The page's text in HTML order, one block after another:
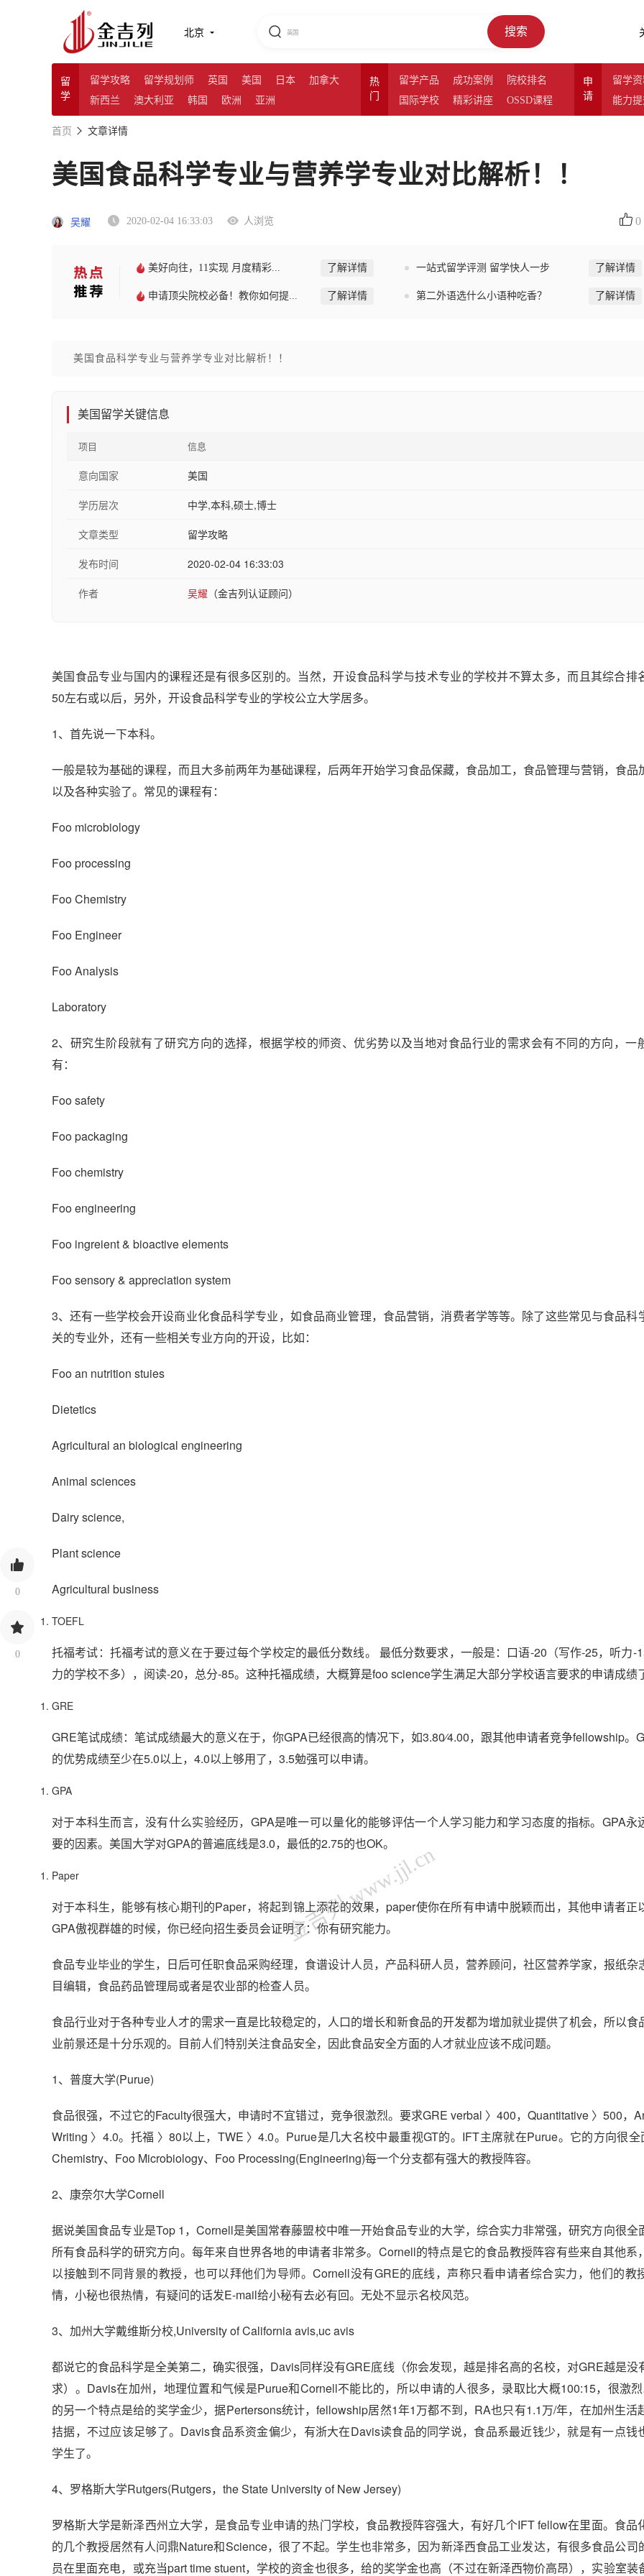
北京 搜索
留
学
留学攻略 留学规划师 英国 美国 日本
加拿大
新西兰
澳大利亚 韩国 欧洲 亚洲
热
门
留学产品 成功案例
院校排名
国际学校
精彩讲座 OSSD课程
申
请
留学
能力
0
0
首页 文章详情
美国食品科学专业与营养学专业对比解析！！
吴耀 2020-02-04 16:33:03 人浏览 0
美好向往，11实现 月度精彩... 了解详情 一站式留学评测 留学快人一步 了解详情
申请顶尖院校必备！教你如何提... 了解详情 第二外语选什么小语种吃香？ 了解详情
美国食品科学专业与营养学专业对比解析！！
美国留学关键信息
项目 信息
意向国家 美国
学历层次 中学,本科,硕士,博士
文章类型 留学攻略
发布时间 2020-02-04 16:33:03
作者 吴耀 （金吉列认证顾问）
美国食品专业与国内的课程还是有很多区别的。当然，开设食品科学与技术专业的学校并不算太多，而且其综合排
50左右或以后，另外，开设食品科学专业的学校公立大学居多。
1、首先说一下本科。
一般是较为基础的课程，而且大多前两年为基础课程，后两年开始学习食品保藏，食品加工，食品管理与营销，食品
以及各种实验了。常见的课程有：
Foo microbiology
Foo processing
Foo Chemistry
Foo Engineer
Foo Analysis
Laboratory
2、研究生阶段就有了研究方向的选择，根据学校的师资、优劣势以及当地对食品行业的需求会有不同的方向，一
有：
Foo safety
Foo packaging
Foo chemistry
Foo engineering
Foo ingreient & bioactive elements
Foo sensory & appreciation system
3、还有一些学校会开设商业化食品科学专业，如食品商业管理，食品营销，消费者学等等。除了这些常见与食品科
关的专业外，还有一些相关专业方向的开设，比如：
Foo an nutrition stuies
Dietetics
Agricultural an biological engineering
Animal sciences
Dairy science,
Plant science
Agricultural business
TOEFL
托福考试：托福考试的意义在于要过每个学校定的最低分数线。 最低分数要求，一般是：口语-20（写作-25，听力-
力的学校不多），阅读-20，总分-85。这种托福成绩，大概算是foo science学生满足大部分学校语言要求的申请成绩
GRE
GRE笔试成绩：笔试成绩最大的意义在于，你GPA已经很高的情况下，如3.80⁄4.00，跟其他申请者竞争fellowship。
的优势成绩至少在5.0以上，4.0以上够用了，3.5勉强可以申请。
GPA
对于本科生而言，没有什么实验经历，GPA是唯一可以量化的能够评估一个人学习能力和学习态度的指标。GPA永
要的因素。美国大学对GPA的普遍底线是3.0，最低的2.75的也OK。
Paper
对于本科生，能够有核心期刊的Paper，将起到锦上添花的效果，paper使你在所有申请中脱颖而出，其他申请者正
GPA傲视群雄的时候，你已经向招生委员会证明了：你有研究能力。
食品专业毕业的学生，日后可任职食品采购经理，食谱设计人员，产品科研人员，营养顾问，社区营养学家，报纸杂
目编辑，食品药品管理局或者是农业部的检查人员。
食品行业对于各种专业人才的需求一直是比较稳定的，人口的增长和新食品的开发都为增加就业提供了机会，所以食
业前景还是十分乐观的。目前人们特别关注食品安全，因此食品安全方面的人才就业应该不成问题。
1、普度大学(Purue)
食品很强，不过它的Faculty很强大，申请时不宜错过，竞争很激烈。要求GRE verbal 〉400，Quantitative 〉500，
Writing 〉4.0。托福 〉80以上，TWE 〉4.0。Purue是几大名校中最重视GT的。IFT主席就在Purue。它的方向很
Chemistry、Foo Microbiology、Foo Processing(Engineering)每一个分支都有强大的教授阵容。
2、康奈尔大学Cornell
据说美国食品专业是Top 1，Cornell是美国常春藤盟校中唯一开始食品专业的大学，综合实力非常强，研究方向很全
所有食品科学的研究方向。每年来自世界各地的申请者非常多。Cornell的特点是它的食品教授阵容有些来自其他系
以接触到不同背景的教授，也可以拜他们为导师。Cornell没有GRE的底线，声称只看申请者综合实力，他们的教
情，小秘也很热情，有疑问的话发E-mail给小秘有去必有回。无处不显示名校风范。
3、加州大学戴维斯分校,University of California avis,uc avis
都说它的食品科学是全美第二，确实很强，Davis同样没有GRE底线（你会发现，越是排名高的名校，对GRE越是没
求）。Davis在加州，地理位置和气候是Purue和Cornell不能比的，所以申请的人很多，录取比大概100:15，很激
的另一个特点是给的奖学金少，据Pertersons统计，fellowship居然1年1万都不到，RA也只有1.1万/年，在加州生活
拮据，不过应该足够了。Davis食品系资金偏少，有浙大在Davis读食品的同学说，食品系最近钱少，就是有一点钱
学生了。
4、罗格斯大学Rutgers(Rutgers，the State University of New Jersey)
罗格斯大学是新泽西州立大学，是食品专业申请的热门学校，食品教授阵容强大，有好几个IFT fellow在里面。食品
的几个教授居然有人问鼎Nature和Science，很了不起。学生也非常多，因为新泽西食品工业发达，有很多食品公司
员在里面充电，或充当part time stuent，学校的资金也很多，给的奖学金也高（不过在新泽西物价高昂），实验室装
金吉列 www.jjl.cn